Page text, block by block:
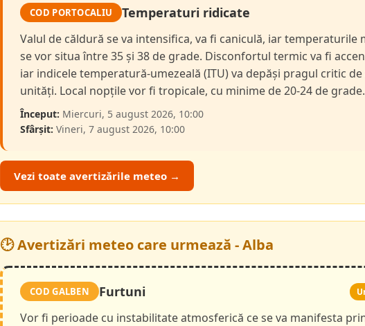
COD PORTOCALIU Temperaturi ridicate
Valul de căldură se va intensifica, va fi caniculă, iar temperaturile
se vor situa între 35 și 38 de grade. Disconfortul termic va fi
iar indicele temperatură-umezeală (ITU) va depăși pragul critic de
unități. Local nopțile vor fi tropicale, cu minime de 20-24 de grade.
Început: Miercuri, 5 august 2026, 10:00
Sfârșit: Vineri, 7 august 2026, 10:00
Vezi toate avertizările meteo →
🕑 Avertizări meteo care urmează - Alba
COD GALBEN Furtuni
Vor fi perioade cu instabilitate atmosferică ce se va manifesta